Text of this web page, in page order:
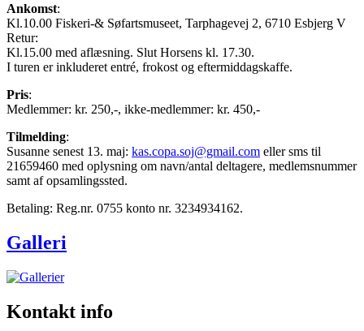
Ankomst:
Kl.10.00 Fiskeri-& Søfartsmuseet, Tarphagevej 2, 6710 Esbjerg V
Retur:
Kl.15.00 med aflæsning. Slut Horsens kl. 17.30.
I turen er inkluderet entré, frokost og eftermiddagskaffe.
Pris:
Medlemmer: kr. 250,-, ikke-medlemmer: kr. 450,-
Tilmelding:
Susanne senest 13. maj: kas.copa.soj@gmail.com eller sms til
21659460 med oplysning om navn/antal deltagere, medlemsnummer
samt af opsamlingssted.
Betaling: Reg.nr. 0755 konto nr. 3234934162.
Galleri
Kontakt info